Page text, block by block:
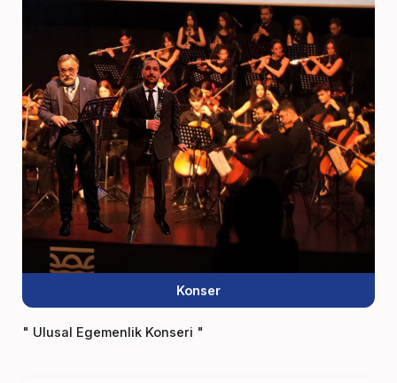
Konser
" Ulusal Egemenlik Konseri "